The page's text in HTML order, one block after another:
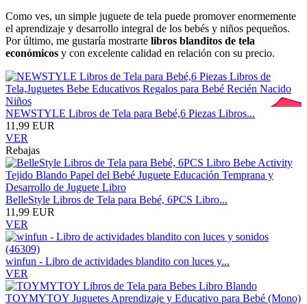
Como ves, un simple juguete de tela puede promover enormemente
el aprendizaje y desarrollo integral de los bebés y niños pequeños.
Por último, me gustaría mostrarte libros blanditos de tela
económicos y con excelente calidad en relación con su precio.
NEWSTYLE Libros de Tela para Bebé,6 Piezas Libros...
11,99 EUR
VER
Rebajas
BelleStyle Libros de Tela para Bebé, 6PCS Libro...
11,99 EUR
VER
winfun - Libro de actividades blandito con luces y...
VER